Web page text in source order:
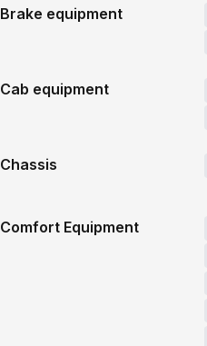
Brake equipment
Cab equipment
Chassis
Comfort Equipment